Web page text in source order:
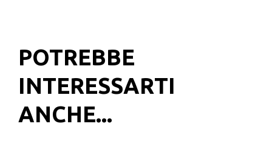
POTREBBE
INTERESSARTI
ANCHE...